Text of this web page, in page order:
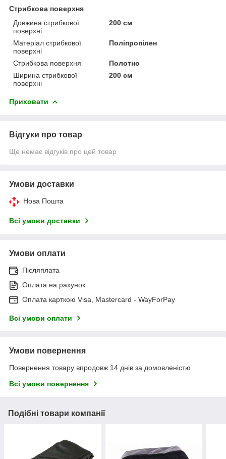
Стрибкова поверхня
Довжина стрибкової
поверхні
200 см
Матеріал стрибкової
поверхні
Поліпропілен
Стрибкова поверхня
Полотно
Ширина стрибкової
поверхні
200 см
Приховати
Відгуки про товар
Ще немає відгуків про цей товар
Умови доставки
Нова Пошта
Всі умови доставки
Умови оплати
Післяплата
Оплата на рахунок
Оплата карткою Visa, Mastercard - WayForPay
Всі умови оплати
Умови повернення
Повернення товару впродовж 14 днів за домовленістю
Всі умови повернення
Подібні товари компанії